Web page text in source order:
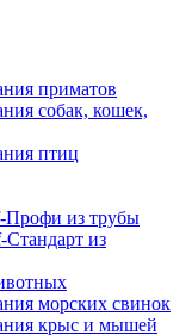
приматов
собак, кошек,
птиц
Профи из трубы
Стандарт из
морских свинок
крыс и мышей